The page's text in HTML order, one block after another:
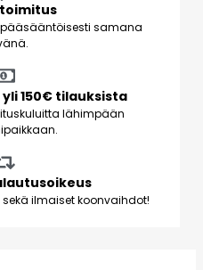
samana
150€ tilauksista
lähimpään
ilmaiset koonvaihdot!